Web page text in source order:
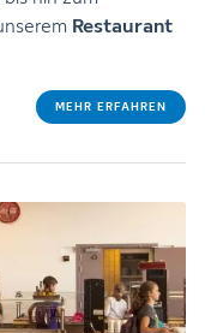
Restaurant
MEHR ERFAHREN